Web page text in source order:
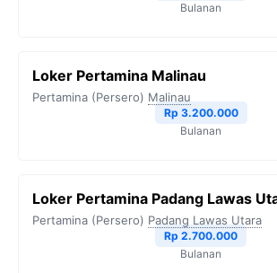
Bulanan
Loker Pertamina Malinau
Pertamina (Persero) Malinau
Rp 3.200.000
Bulanan
Loker Pertamina Padang Lawas
Pertamina (Persero) Padang Lawas Utara
Rp 2.700.000
Bulanan